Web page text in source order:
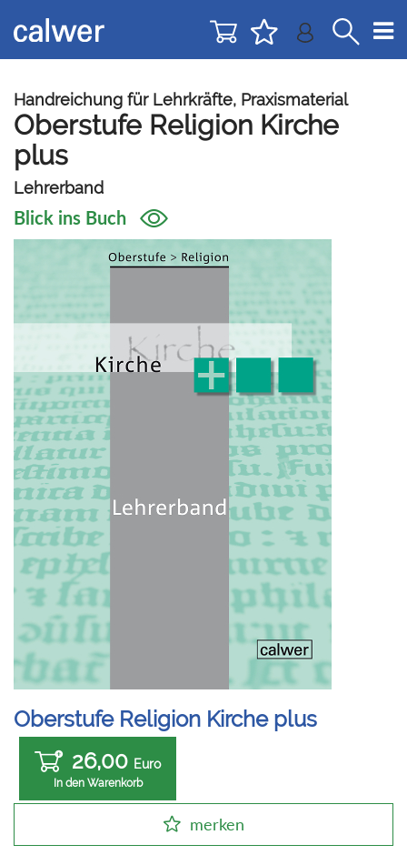
zur
Navigation
zum
Inhalt
Handreichung für Lehrkräfte, Praxismaterial
Oberstufe Religion Kirche
plus
Lehrerband
Blick ins Buch
Oberstufe Religion Kirche plus
26,00 Euro
In den Warenkorb
merken